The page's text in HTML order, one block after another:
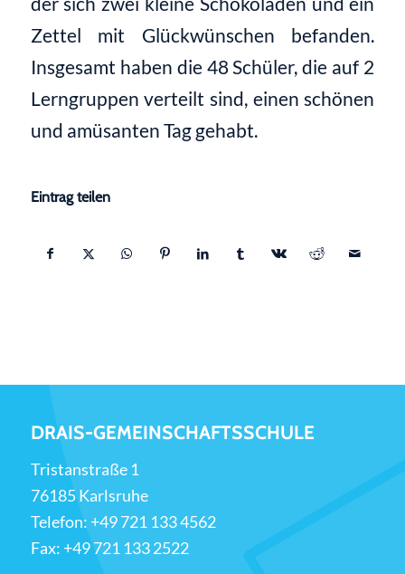
Zettel mit Glückwünschen befanden.
Insgesamt haben die 48 Schüler, die auf 2
Lerngruppen verteilt sind, einen schönen
und amüsanten Tag gehabt.
Eintrag teilen
DRAIS-GEMEINSCHAFTSSCHULE
Tristanstraße 1
76185 Karlsruhe
Telefon: +49 721 133 4562
Fax: +49 721 133 2522